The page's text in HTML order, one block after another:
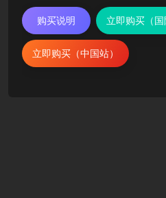
购买说明 立即购买（国
立即购买（中国站）